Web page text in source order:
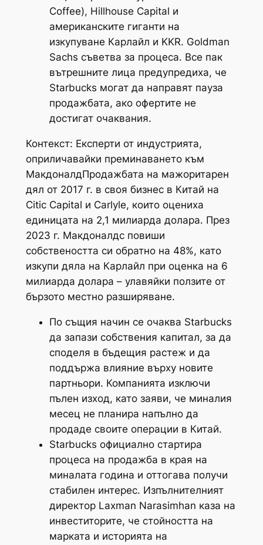
Coffee), Hillhouse Capital и
американските гиганти на
изкупуване Карлайл и KKR. Goldman
Sachs съветва за процеса. Все пак
вътрешните лица предупредиха, че
Starbucks могат да направят пауза
продажбата, ако офертите не
достигат очаквания.
Контекст: Експерти от индустрията,
оприличавайки преминаването към
МакдоналдПродажбата на мажоритарен
дял от 2017 г. в своя бизнес в Китай на
Citic Capital и Carlyle, които оцениха
единицата на 2,1 милиарда долара. През
2023 г. Макдоналдс повиши
собствеността си обратно на 48%, като
изкупи дяла на Карлайл при оценка на 6
милиарда долара – улавяйки ползите от
бързото местно разширяване.
По същия начин се очаква Starbucks
да запази собствения капитал, за да
споделя в бъдещия растеж и да
поддържа влияние върху новите
партньори. Компанията изключи
пълен изход, като заяви, че миналия
месец не планира напълно да
продаде своите операции в Китай.
Starbucks официално стартира
процеса на продажба в края на
миналата година и оттогава получи
стабилен интерес. Изпълнителният
директор Laxman Narasimhan каза на
инвеститорите, че стойността на
марката и историята на